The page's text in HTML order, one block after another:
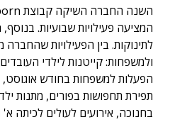
המציעה פעילויות שבועיות.
לתינוקות. בין הפעילויות
ולמשפחות: קייטנות לילדי
הפעלות למשפחות בחודש
תפירת תחפושות בפורים, מתנות
בחנוכה, אירועים לעולים לכיתה א'